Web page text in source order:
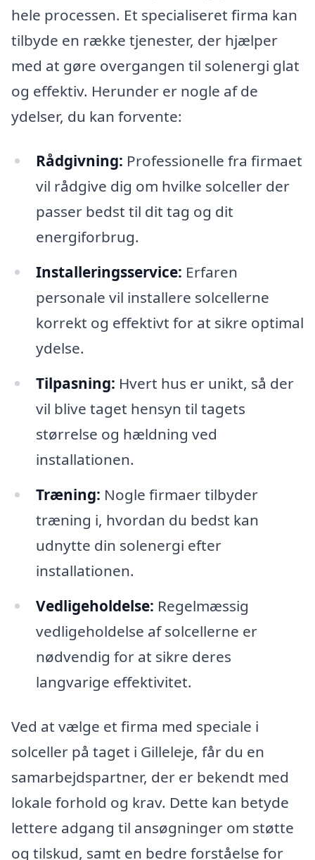
hele processen. Et specialiseret firma kan
tilbyde en række tjenester, der hjælper
med at gøre overgangen til solenergi glat
og effektiv. Herunder er nogle af de
ydelser, du kan forvente:
Rådgivning: Professionelle fra firmaet
vil rådgive dig om hvilke solceller der
passer bedst til dit tag og dit
energiforbrug.
Installeringsservice: Erfaren
personale vil installere solcellerne
korrekt og effektivt for at sikre optimal
ydelse.
Tilpasning: Hvert hus er unikt, så der
vil blive taget hensyn til tagets
størrelse og hældning ved
installationen.
Træning: Nogle firmaer tilbyder
træning i, hvordan du bedst kan
udnytte din solenergi efter
installationen.
Vedligeholdelse: Regelmæssig
vedligeholdelse af solcellerne er
nødvendig for at sikre deres
langvarige effektivitet.
Ved at vælge et firma med speciale i
solceller på taget i Gilleleje, får du en
samarbejdspartner, der er bekendt med
lokale forhold og krav. Dette kan betyde
lettere adgang til ansøgninger om støtte
og tilskud, samt en bedre forståelse for